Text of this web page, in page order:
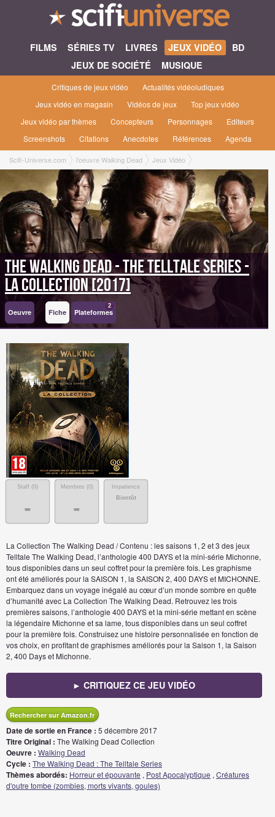
FILMS SÉRIES TV LIVRES JEUX VIDÉO
BD
JEUX DE SOCIÉTÉ
MUSIQUE
Critiques de jeux vidéo
Actualités vidéoludiques
Jeux vidéo en magasin
Vidéos de jeux
Top jeux vidéo
Jeux vidéo par thèmes
Concepteurs Personnages
Editeurs
Screenshots
Citations Anecdotes Références Agenda
Scifi-Universe.com l'oeuvre Walking Dead
Jeux Vidéo
The Walking Dead : The Telltale Series
The Walking Dead - The Telltale Series - La Collection [2017]
The Walking Dead - The Telltale Series -
La Collection [2017]
Oeuvre Fiche Plateformes
2
Staff (0)
-
Membres (0)
-
Impatience
Bientôt
La Collection The Walking Dead / Contenu : les saisons 1, 2 et 3 des jeux
Telltale The Walking Dead, l’anthologie 400 DAYS et la mini-série Michonne,
tous disponibles dans un seul coffret pour la première fois. Les graphisme
ont été améliorés pour la SAISON 1, la SAISON 2, 400 DAYS et MICHONNE.
Embarquez dans un voyage inégalé au cœur d’un monde sombre en quête
d’humanité avec La Collection The Walking Dead. Retrouvez les trois
premières saisons, l’anthologie 400 DAYS et la mini-série mettant en scène
la légendaire Michonne et sa lame, tous disponibles dans un seul coffret
pour la première fois. Construisez une histoire personnalisée en fonction de
vos choix, en profitant de graphismes améliorés pour la Saison 1, la Saison
2, 400 Days et Michonne.
► CRITIQUEZ CE JEU VIDÉO
Rechercher sur Amazon.fr
Date de sortie en France : 5 décembre 2017
Titre Original : The Walking Dead Collection
Oeuvre : Walking Dead
Cycle : The Walking Dead : The Telltale Series
Thèmes abordés: Horreur et épouvante , Post Apocalyptique , Créatures
d'outre tombe (zombies, morts vivants, goules)